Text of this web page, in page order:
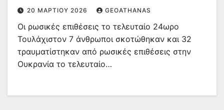
20 ΜΑΡΤΊΟΥ 2026 GEOATHANAS
Οι ρωσικές επιθέσεις το τελευταίο 24ωρο
Τουλάχιστον 7 άνθρωποι σκοτώθηκαν και 32
τραυματίστηκαν από ρωσικές επιθέσεις στην
Ουκρανία το τελευταίο…